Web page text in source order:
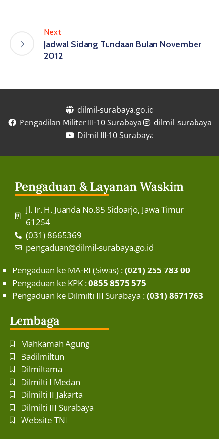
Next
Jadwal Sidang Tundaan Bulan November
2012
dilmil-surabaya.go.id
Pengadilan Militer III-10 Surabaya
dilmil_surabaya
Dilmil III-10 Surabaya
Pengaduan & Layanan Waskim
Jl. Ir. H. Juanda No.85 Sidoarjo, Jawa Timur
61254
(031) 8665369
pengaduan@dilmil-surabaya.go.id
Pengaduan ke MA-RI (Siwas) :(021) 255 783 00
Pengaduan ke KPK :0855 8575 575
Pengaduan ke Dilmilti III Surabaya :(031) 8671763
Lembaga
Mahkamah Agung
Badilmiltun
Dilmiltama
Dilmilti I Medan
Dilmilti II Jakarta
Dilmilti III Surabaya
Website TNI